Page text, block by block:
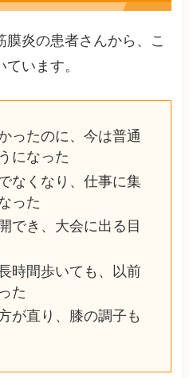
炎の患者さんから、こ
います。
ったのに、今は普通
になった
なくなり、仕事に集
った
でき、大会に出る目
時間歩いても、以前
た
が直り、膝の調子も